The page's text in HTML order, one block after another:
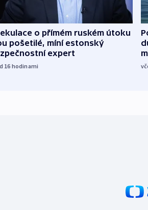
o přímém ruském útoku
pošetilé, míní estonský
expert
16 hodinami